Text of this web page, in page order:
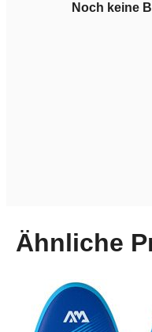
Noch keine
Ähnliche